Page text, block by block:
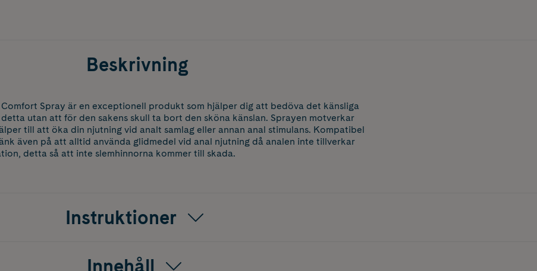
Beskrivning
Spray är en exceptionell produkt som hjälper dig att bedöva det känsliga
utan att för den sakens skull ta bort den sköna känslan. Sprayen motverkar
till att öka din njutning vid analt samlag eller annan anal stimulans. Kompatibel
även på att alltid använda glidmedel vid anal njutning då analen inte tillverkar
detta så att inte slemhinnorna kommer till skada.
Instruktioner
Innehåll